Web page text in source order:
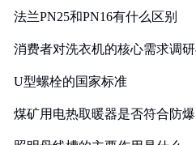
法兰PN25和PN16有什么区别
消费者对洗衣机的核心需求调
U型螺栓的国家标准
煤矿用电热取暖器是否符合防